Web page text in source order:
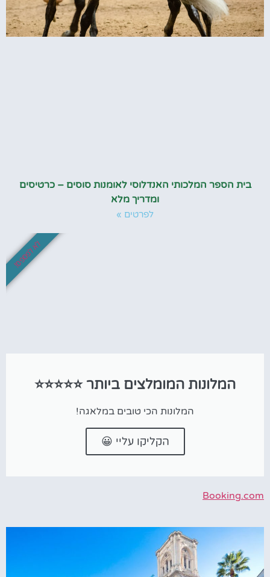
בית הספר המלכותי האנדלוסי לאומנות סוסים – כרטיסים
ומדריך מלא
לפרטים »
המלונות המומלצים ביותר ⭐⭐⭐⭐⭐
המלונות הכי טובים במלאגה!
הקליקו עליי 😀
לא לפספס!
Booking.com